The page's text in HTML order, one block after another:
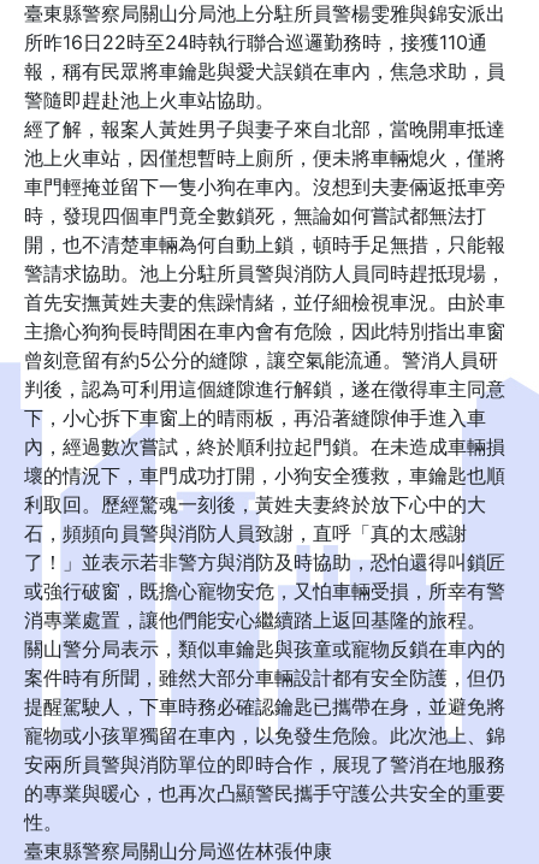
臺東縣警察局關山分局池上分駐所員警楊雯雅與錦安派出
所昨16日22時至24時執行聯合巡邏勤務時，接獲110通
報，稱有民眾將車鑰匙與愛犬誤鎖在車內，焦急求助，員
警隨即趕赴池上火車站協助。
經了解，報案人黃姓男子與妻子來自北部，當晚開車抵達
池上火車站，因僅想暫時上廁所，便未將車輛熄火，僅將
車門輕掩並留下一隻小狗在車內。沒想到夫妻倆返抵車旁
時，發現四個車門竟全數鎖死，無論如何嘗試都無法打
開，也不清楚車輛為何自動上鎖，頓時手足無措，只能報
警請求協助。池上分駐所員警與消防人員同時趕抵現場，
首先安撫黃姓夫妻的焦躁情緒，並仔細檢視車況。由於車
主擔心狗狗長時間困在車內會有危險，因此特別指出車窗
曾刻意留有約5公分的縫隙，讓空氣能流通。警消人員研
判後，認為可利用這個縫隙進行解鎖，遂在徵得車主同意
下，小心拆下車窗上的晴雨板，再沿著縫隙伸手進入車
內，經過數次嘗試，終於順利拉起門鎖。在未造成車輛損
壞的情況下，車門成功打開，小狗安全獲救，車鑰匙也順
利取回。歷經驚魂一刻後，黃姓夫妻終於放下心中的大
石，頻頻向員警與消防人員致謝，直呼「真的太感謝
了！」並表示若非警方與消防及時協助，恐怕還得叫鎖匠
或強行破窗，既擔心寵物安危，又怕車輛受損，所幸有警
消專業處置，讓他們能安心繼續踏上返回基隆的旅程。
關山警分局表示，類似車鑰匙與孩童或寵物反鎖在車內的
案件時有所聞，雖然大部分車輛設計都有安全防護，但仍
提醒駕駛人，下車時務必確認鑰匙已攜帶在身，並避免將
寵物或小孩單獨留在車內，以免發生危險。此次池上、錦
安兩所員警與消防單位的即時合作，展現了警消在地服務
的專業與暖心，也再次凸顯警民攜手守護公共安全的重要
性。
臺東縣警察局關山分局巡佐林張仲康